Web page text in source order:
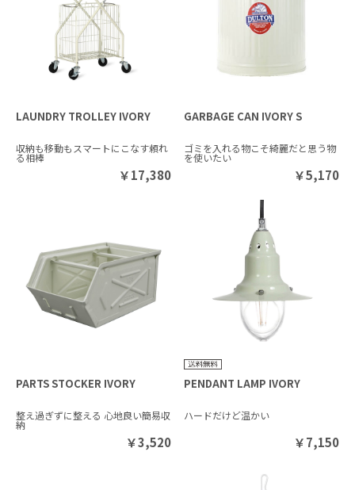
LAUNDRY TROLLEY IVORY
収納も移動もスマートにこなす頼れ
る相棒
￥17,380
GARBAGE CAN IVORY S
ゴミを入れる物こそ綺麗だと思う物
を使いたい
￥5,170
PARTS STOCKER IVORY
整え過ぎずに整える 心地良い簡易収
納
￥3,520
PENDANT LAMP IVORY
ハードだけど温かい
￥7,150